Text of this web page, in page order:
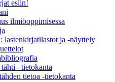
esiin!
ilmiöoppimisessa
lastenkirjatilastot ja -näyttely
–tietokanta
tietoa -tietokanta